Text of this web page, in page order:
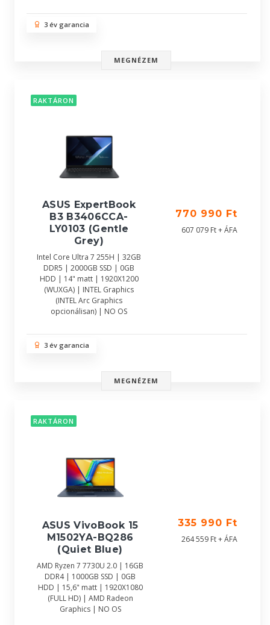
3 év garancia
MEGNÉZEM
RAKTÁRON
ASUS ExpertBook
B3 B3406CCA-
LY0103 (Gentle
Grey)
Intel Core Ultra 7 255H | 32GB
DDR5 | 2000GB SSD | 0GB
HDD | 14" matt | 1920X1200
(WUXGA) | INTEL Graphics
(INTEL Arc Graphics
opcionálisan) | NO OS
770 990 Ft
607 079 Ft + ÁFA
3 év garancia
MEGNÉZEM
RAKTÁRON
ASUS VivoBook 15
M1502YA-BQ286
(Quiet Blue)
AMD Ryzen 7 7730U 2.0 | 16GB
DDR4 | 1000GB SSD | 0GB
HDD | 15,6" matt | 1920X1080
(FULL HD) | AMD Radeon
Graphics | NO OS
335 990 Ft
264 559 Ft + ÁFA